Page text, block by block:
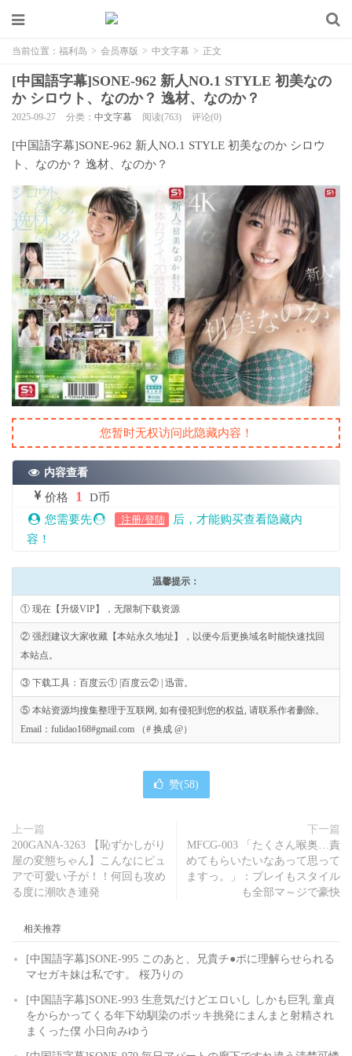
当前位置： 福利岛 > 会员專版 > 中文字幕 > 正文
[中国語字幕]SONE-962 新人NO.1 STYLE 初美なの
か シロウト、なのか？ 逸材、なのか？
2025-09-27 分类： 中文字幕 阅读(763) 评论(0)
[中国語字幕]SONE-962 新人NO.1 STYLE 初美なのか シロウ
ト、なのか？ 逸材、なのか？
您暂时无权访问此隐藏内容！
内容查看
价格 1
D币
您需要先
注册/登陆
后，才能购买查看隐藏内
容！
温馨提示：
① 现在【升级VIP】，无限制下载资源
② 强烈建议大家收藏【本站永久地址】，以便今后更换域名时能快速找回
本站点。
③ 下载工具：百度云① |百度云② | 迅雷。
⑤ 本站资源均搜集整理于互联网, 如有侵犯到您的权益, 请联系作者删除。
Email：fulidao168#gmail.com （# 换成 @）
赞(58)
上一篇
200GANA-3263 【恥ずかしがり
屋の変態ちゃん】こんなにピュ
アで可愛い子が！！何回も攻め
る度に潮吹き連発
下一篇
MFCG-003 「たくさん喉奥…責
めてもらいたいなあって思って
ますっ。」：プレイもスタイル
も全部マ～ジで豪快
相关推荐
[中国語字幕]SONE-995 このあと、兄貴チ●ポに理解らせられる
マセガキ妹は私です。 桜乃りの
[中国語字幕]SONE-993 生意気だけどエロいし しかも巨乳 童貞
をからかってくる年下幼馴染のボッキ挑発にまんまと射精され
まくった僕 小日向みゆう